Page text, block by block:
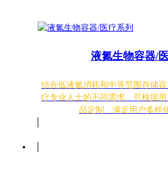
液氮生物容器/
结合低液氮消耗和中等范围存储
疗专业人士的不同需求。可根据
品定制，满足用户多样